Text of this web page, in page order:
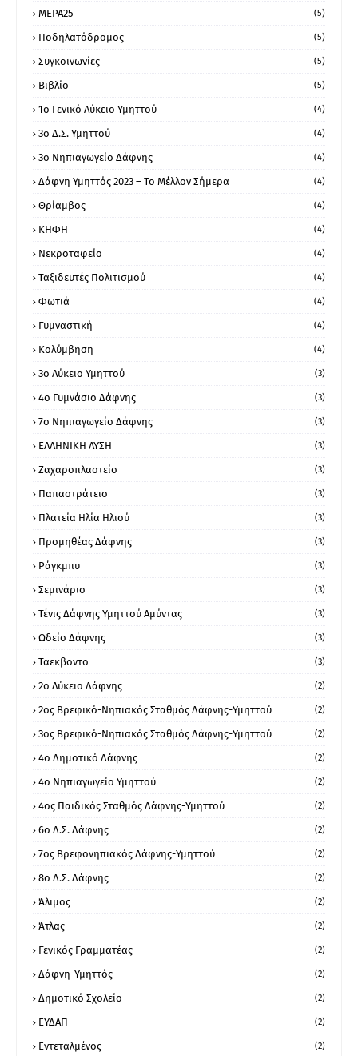
ΜΕΡΑ25 (5)
Ποδηλατόδρομος (5)
Συγκοινωνίες (5)
Βιβλίο (5)
1ο Γενικό Λύκειο Υμηττού (4)
3ο Δ.Σ. Υμηττού (4)
3ο Νηπιαγωγείο Δάφνης (4)
Δάφνη Υμηττός 2023 – Το Μέλλον Σήμερα (4)
Θρίαμβος (4)
ΚΗΦΗ (4)
Νεκροταφείο (4)
Ταξιδευτές Πολιτισμού (4)
Φωτιά (4)
Γυμναστική (4)
Κολύμβηση (4)
3ο Λύκειο Υμηττού (3)
4ο Γυμνάσιο Δάφνης (3)
7ο Νηπιαγωγείο Δάφνης (3)
ΕΛΛΗΝΙΚΗ ΛΥΣΗ (3)
Ζαχαροπλαστείο (3)
Παπαστράτειο (3)
Πλατεία Ηλία Ηλιού (3)
Προμηθέας Δάφνης (3)
Ράγκμπυ (3)
Σεμινάριο (3)
Τένις Δάφνης Υμηττού Αμύντας (3)
Ωδείο Δάφνης (3)
Ταεκβοντο (3)
2ο Λύκειο Δάφνης (2)
2ος Βρεφικό-Νηπιακός Σταθμός Δάφνης-Υμηττού (2)
3ος Βρεφικό-Νηπιακός Σταθμός Δάφνης-Υμηττού (2)
4ο Δημοτικό Δάφνης (2)
4ο Νηπιαγωγείο Υμηττού (2)
4ος Παιδικός Σταθμός Δάφνης-Υμηττού (2)
6ο Δ.Σ. Δάφνης (2)
7ος Βρεφονηπιακός Δάφνης-Υμηττού (2)
8ο Δ.Σ. Δάφνης (2)
Άλιμος (2)
Άτλας (2)
Γενικός Γραμματέας (2)
Δάφνη-Υμηττός (2)
Δημοτικό Σχολείο (2)
ΕΥΔΑΠ (2)
Εντεταλμένος (2)